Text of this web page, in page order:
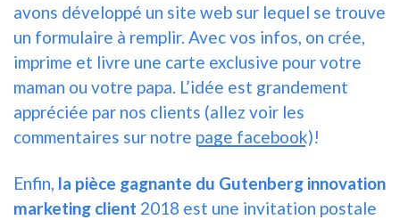
avons développé un site web sur lequel se trouve
un formulaire à remplir. Avec vos infos, on crée,
imprime et livre une carte exclusive pour votre
maman ou votre papa. L’idée est grandement
appréciée par nos clients (allez voir les
commentaires sur notre page facebook)!
Enfin, la pièce gagnante du Gutenberg innovation
marketing client 2018 est une invitation postale